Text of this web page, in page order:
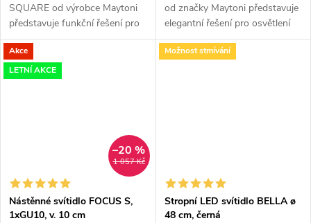
SQUARE od výrobce Maytoni
představuje funkční řešení pro
osvětlení exteriérů i interiérů
díky odolnému krytí IP54.
od značky Maytoni představuje
elegantní řešení pro osvětlení
interiéru s vysokým Indexem
podání barev (CRI) 95.
Akce
LETNÍ AKCE
1 057 Kč
–20 %
Nástěnné svítidlo FOCUS S,
1xGU10, v. 10 cm
Možnost stmívání
Stropní LED svítidlo BELLA ø
48 cm, černá